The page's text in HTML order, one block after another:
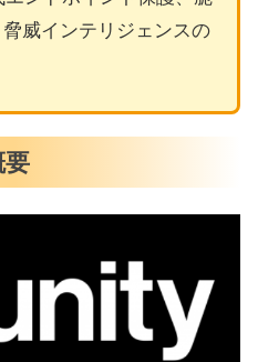
威インテリジェンスの